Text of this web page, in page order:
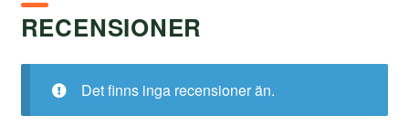
RECENSIONER
Det finns inga recensioner än.